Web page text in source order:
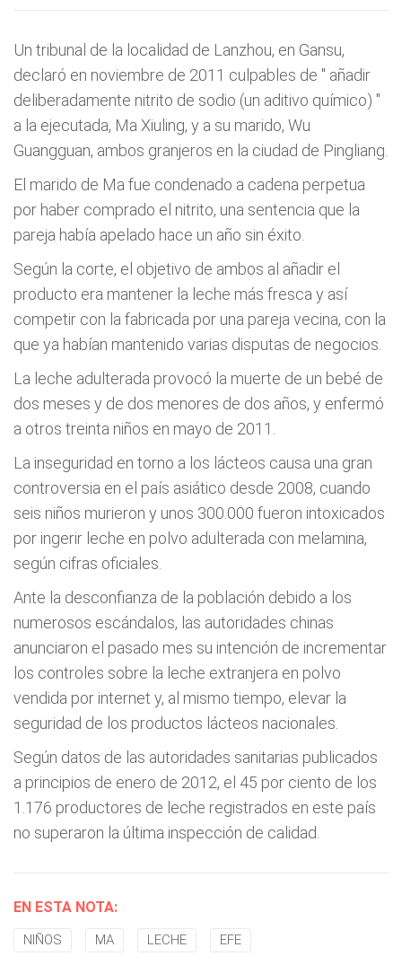
Un tribunal de la localidad de Lanzhou, en Gansu,
declaró en noviembre de 2011 culpables de " añadir
deliberadamente nitrito de sodio (un aditivo químico) "
a la ejecutada, Ma Xiuling, y a su marido, Wu
Guangguan, ambos granjeros en la ciudad de Pingliang.
El marido de Ma fue condenado a cadena perpetua
por haber comprado el nitrito, una sentencia que la
pareja había apelado hace un año sin éxito.
Según la corte, el objetivo de ambos al añadir el
producto era mantener la leche más fresca y así
competir con la fabricada por una pareja vecina, con la
que ya habían mantenido varias disputas de negocios.
La leche adulterada provocó la muerte de un bebé de
dos meses y de dos menores de dos años, y enfermó
a otros treinta niños en mayo de 2011.
La inseguridad en torno a los lácteos causa una gran
controversia en el país asiático desde 2008, cuando
seis niños murieron y unos 300.000 fueron intoxicados
por ingerir leche en polvo adulterada con melamina,
según cifras oficiales.
Ante la desconfianza de la población debido a los
numerosos escándalos, las autoridades chinas
anunciaron el pasado mes su intención de incrementar
los controles sobre la leche extranjera en polvo
vendida por internet y, al mismo tiempo, elevar la
seguridad de los productos lácteos nacionales.
Según datos de las autoridades sanitarias publicados
a principios de enero de 2012, el 45 por ciento de los
1.176 productores de leche registrados en este país
no superaron la última inspección de calidad.
EN ESTA NOTA:
NIÑOS MA LECHE EFE